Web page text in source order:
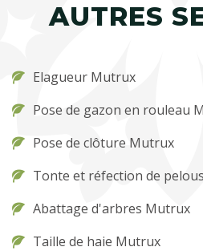
AUTRES
Elagueur Mutrux
Pose de gazon en rouleau
Pose de clôture Mutrux
Tonte et réfection de
Abattage d'arbres Mutrux
Taille de haie Mutrux